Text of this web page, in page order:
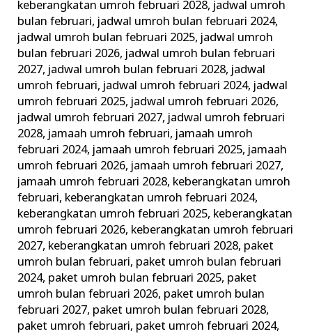
keberangkatan umroh februari 2028, jadwal umroh
bulan februari, jadwal umroh bulan februari 2024,
jadwal umroh bulan februari 2025, jadwal umroh
bulan februari 2026, jadwal umroh bulan februari
2027, jadwal umroh bulan februari 2028, jadwal
umroh februari, jadwal umroh februari 2024, jadwal
umroh februari 2025, jadwal umroh februari 2026,
jadwal umroh februari 2027, jadwal umroh februari
2028, jamaah umroh februari, jamaah umroh
februari 2024, jamaah umroh februari 2025, jamaah
umroh februari 2026, jamaah umroh februari 2027,
jamaah umroh februari 2028, keberangkatan umroh
februari, keberangkatan umroh februari 2024,
keberangkatan umroh februari 2025, keberangkatan
umroh februari 2026, keberangkatan umroh februari
2027, keberangkatan umroh februari 2028, paket
umroh bulan februari, paket umroh bulan februari
2024, paket umroh bulan februari 2025, paket
umroh bulan februari 2026, paket umroh bulan
februari 2027, paket umroh bulan februari 2028,
paket umroh februari, paket umroh februari 2024,